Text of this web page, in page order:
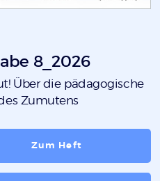
8_2026
Über die pädagogische
Zumutens
Zum Heft